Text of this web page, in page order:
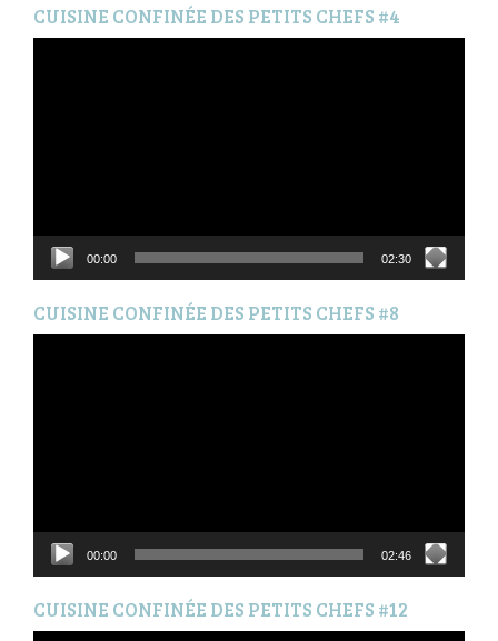
CUISINE CONFINÉE DES PETITS CHEFS #4
00:00 02:30
CUISINE CONFINÉE DES PETITS CHEFS #8
00:00 02:46
CUISINE CONFINÉE DES PETITS CHEFS #12